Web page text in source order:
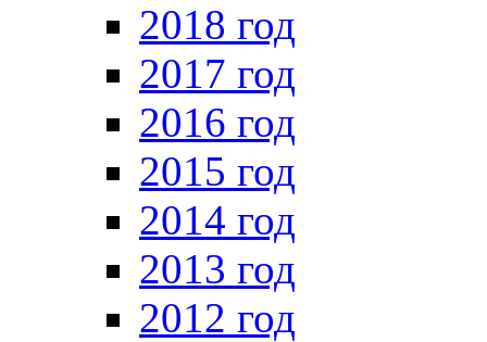
2018 год
2017 год
2016 год
2015 год
2014 год
2013 год
2012 год